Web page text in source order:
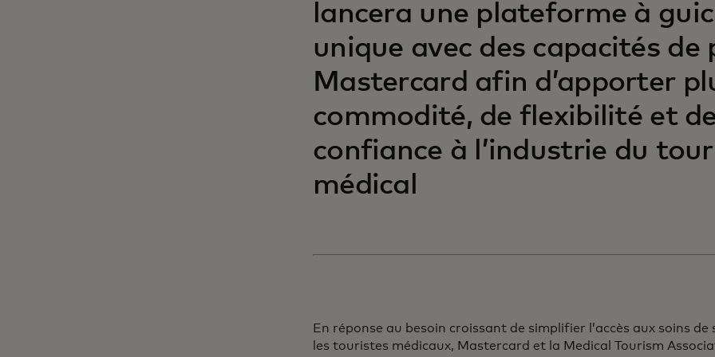
lancera une plateforme à
unique avec des capacités de
Mastercard afin d’apporter
commodité, de flexibilité et
confiance à l’industrie du
médical
En réponse au besoin croissant de simplifier l’accès aux soins
les touristes médicaux, Mastercard et la Medical Tourism